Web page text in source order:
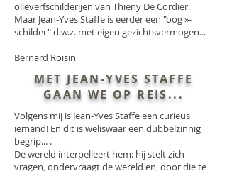
olieverfschilderijen van Thieny De Cordier.
Maar Jean-Yves Staffe is eerder een "oog »-
schilder" d.w.z. met eigen gezichtsvermogen...
Bernard Roisin
MET JEAN-YVES STAFFE
GAAN WE OP REIS...
Volgens mij is Jean-Yves Staffe een curieus
iemand! En dit is weliswaar een dubbelzinnig
begrip... .
De wereld interpelleert hem: hij stelt zich
vragen, ondervraagt de wereld en, door die te